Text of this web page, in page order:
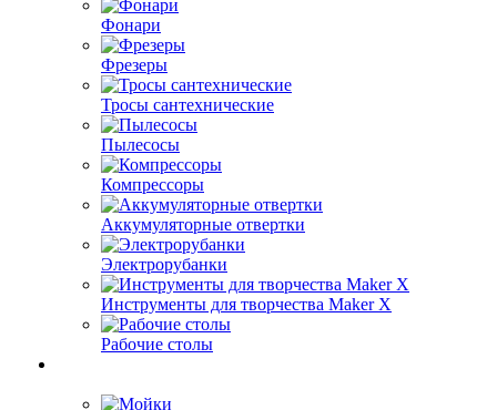
Фонари
Фрезеры
Тросы сантехнические
Пылесосы
Компрессоры
Аккумуляторные отвертки
Электрорубанки
Инструменты для творчества Maker X
Рабочие столы